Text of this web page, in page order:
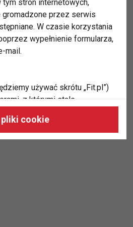
tym stron internetowych,
gromadzone przez serwis
W czasie korzystania
wypełnienie formularza,
mail.
używać skrótu „Fit.pl”)
z którymi stale
oraz do
odpowiadać Twoim
cookie